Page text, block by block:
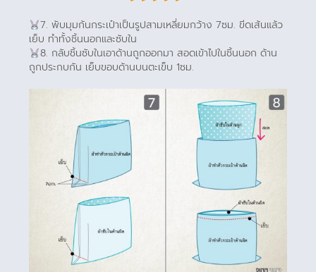
7. พับมุมก้นกระเป๋าเป็นรูปสามเหลี่ยมกว้าง 7ซม. ขีดเส้นแล้ว
เย็บ ทำทั้งชิ้นนอกและซับใน
8. กลับชิ้นซับในเอาด้านถูกออกมา สอดเข้าไปในชิ้นนอก ด้าน
ถูกประกบกัน เย็บขอบด้านบนตะเข็บ 1ซม.